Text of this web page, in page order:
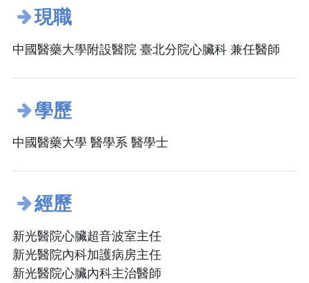
現職
中國醫藥大學附設醫院 臺北分院心臟科 兼任醫師
學歷
中國醫藥大學 醫學系 醫學士
經歷
新光醫院心臟超音波室主任
新光醫院內科加護病房主任
新光醫院心臟內科主治醫師